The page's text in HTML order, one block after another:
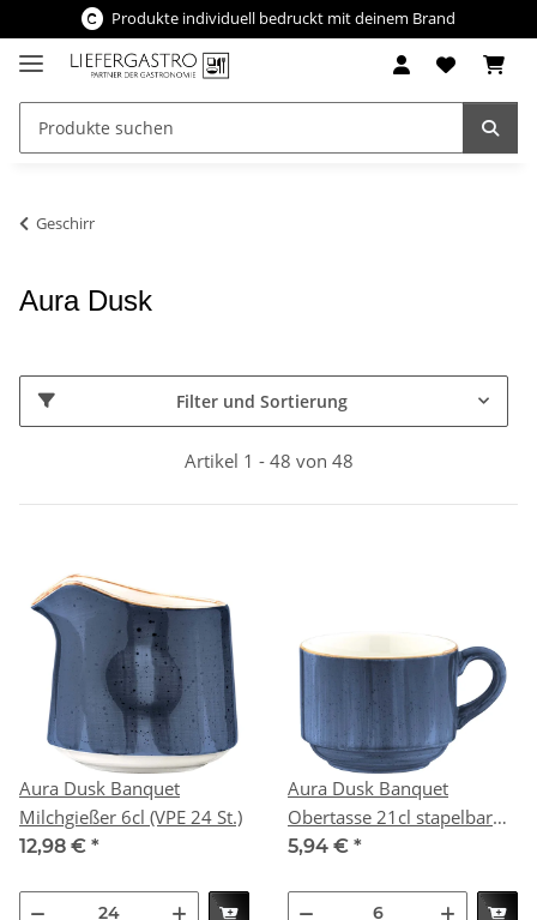
Produkte individuell bedruckt mit deinem Brand
Geschirr
Aura Dusk
Filter und Sortierung
Artikel 1 - 48 von 48
Aura Dusk Banquet
Milchgießer 6cl (VPE 24 St.)
12,98 € *
Aura Dusk Banquet
Obertasse 21cl stapelbar
(VPE 6 St.)
5,94 € *